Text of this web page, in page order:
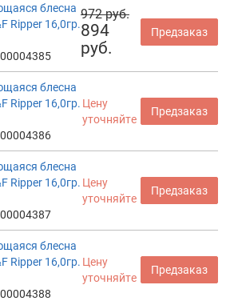
блесна
Ripper 16,0гр.
972 руб.
894
руб.
Предзаказ
блесна
Ripper 16,0гр. Цену
уточняйте
Предзаказ
блесна
Ripper 16,0гр. Цену
уточняйте
Предзаказ
блесна
Ripper 16,0гр. Цену
уточняйте
Предзаказ